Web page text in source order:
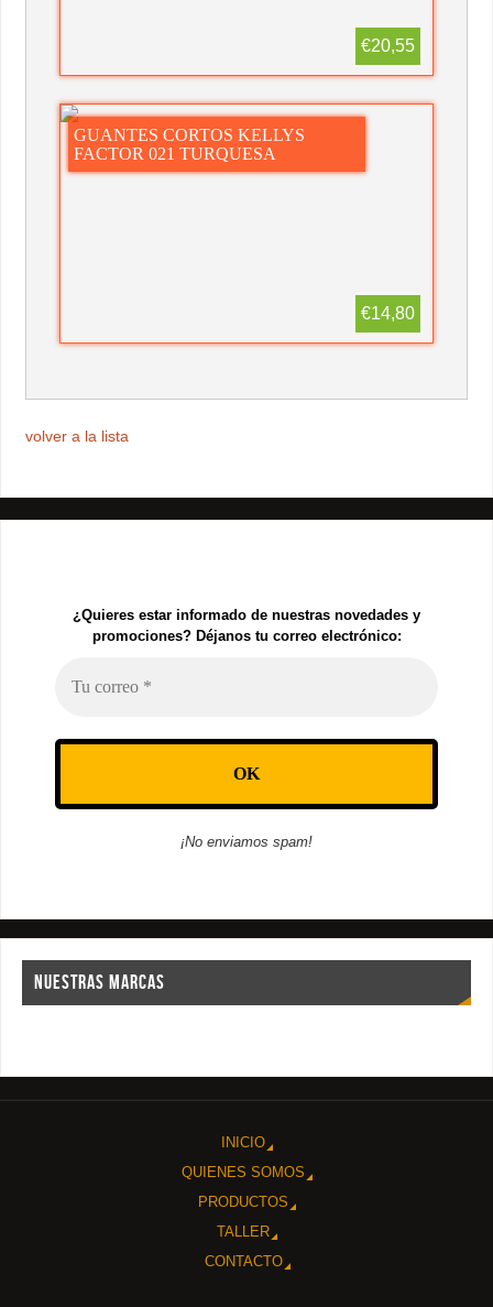
€20,55
GUANTES CORTOS KELLYS
FACTOR 021 TURQUESA
€14,80
volver a la lista
¿Quieres estar informado de nuestras novedades y
promociones? Déjanos tu correo electrónico:
¡No enviamos spam!
NUESTRAS MARCAS
INICIO
QUIENES SOMOS
PRODUCTOS
TALLER
CONTACTO